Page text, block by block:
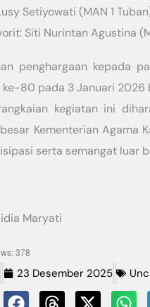
Setiyowati (MAN 1
Siti Nurintan Agustina
penghargaan kepada
ke-80 pada 3 Januari 2026
kegiatan ini
Kementerian Agama
serta semangat luar
Maryati
378
23 Desember 2025